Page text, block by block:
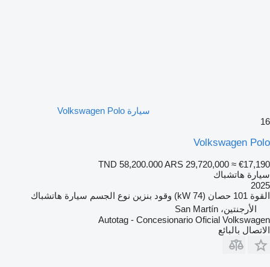
سيارة Volkswagen Polo
16
Volkswagen Polo
TND 58,200.000ARS 29,720,000 ≈ €17,190
سيارة هاتشباك
2025
القوة 101 حصان (74 kW) وقود بنزين نوع الجسم سيارة هاتشباك
الأرجنتين، San Martín
Autotag - Concesionario Oficial Volkswagen
الاتصال بالبائع